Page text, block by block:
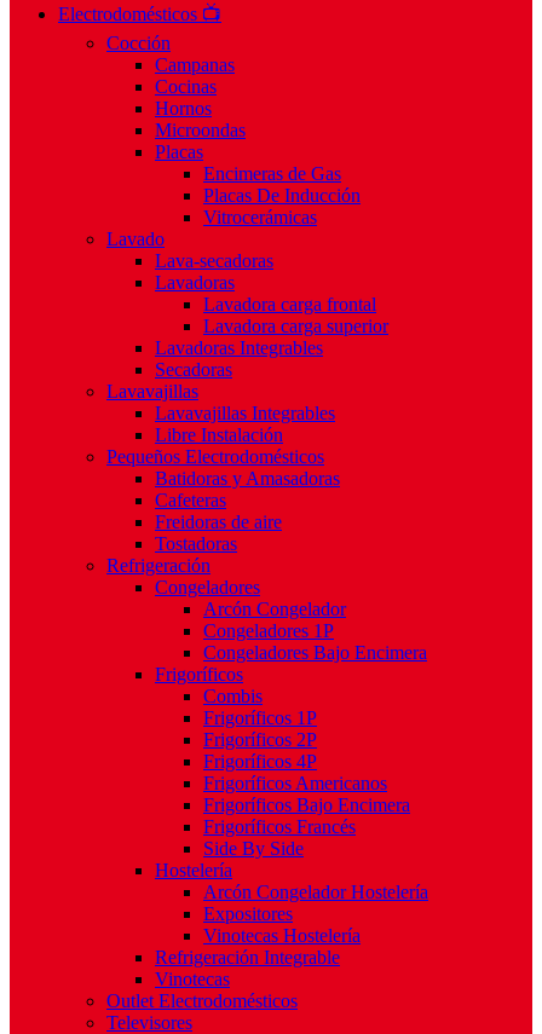
Electrodomésticos 📺
Cocción
Campanas
Cocinas
Hornos
Microondas
Placas
Encimeras de Gas
Placas De Inducción
Vitrocerámicas
Lavado
Lava-secadoras
Lavadoras
Lavadora carga frontal
Lavadora carga superior
Lavadoras Integrables
Secadoras
Lavavajillas
Lavavajillas Integrables
Libre Instalación
Pequeños Electrodomésticos
Batidoras y Amasadoras
Cafeteras
Freidoras de aire
Tostadoras
Refrigeración
Congeladores
Arcón Congelador
Congeladores 1P
Congeladores Bajo Encimera
Frigoríficos
Combis
Frigoríficos 1P
Frigoríficos 2P
Frigoríficos 4P
Frigoríficos Americanos
Frigoríficos Bajo Encimera
Frigoríficos Francés
Side By Side
Hostelería
Arcón Congelador Hostelería
Expositores
Vinotecas Hostelería
Refrigeración Integrable
Vinotecas
Outlet Electrodomésticos
Televisores